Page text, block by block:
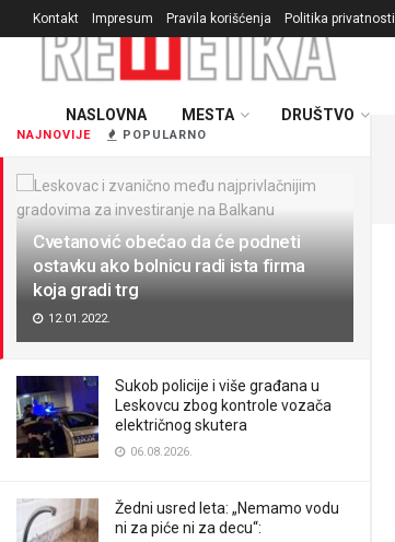
NAJNOVIJE POPULARNO
Cvetanović obećao da će podneti
ostavku ako bolnicu radi ista firma
koja gradi trg
12.01.2022.
Sukob policije i više građana u
Leskovcu zbog kontrole vozača
električnog skutera
06.08.2026.
Žedni usred leta: „Nemamo vodu
ni za piće ni za decu“:
Kontakt Impresum Pravila korišćenja Politika privatnosti
NASLOVNA MESTA DRUŠTVO